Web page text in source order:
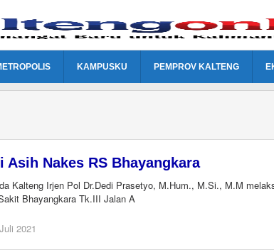
KAMPUSKU PEMPROV KALTENG
Asih Nakes RS Bhayangkara
Kalteng Irjen Pol Dr.Dedi Prasetyo, M.Hum., M.Si., M.M
Bhayangkara Tk.III Jalan A
2021